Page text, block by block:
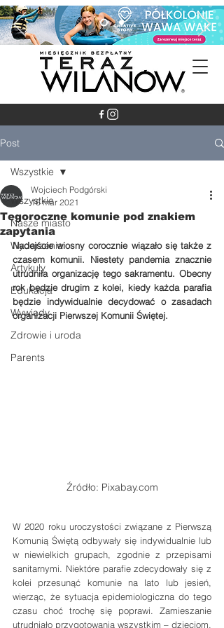
Post
Wszystkie
Nasze miasto
Wydarzenia
Artykuły
Edukacja
Wywiady
Zdrowie i uroda
Parents
Wszystkie
Tegoroczne komunie pod znakiem
zapytania
Wojciech Podgórski
16 mar 2021
Nadejście wiosny corocznie wiązało się także z
czasem komunii. Niestety pandemia znacznie
utrudniła organizację tego sakramentu. Obecny
rok będzie drugim z kolei, kiedy każda parafia
będzie indywidualnie decydować o zasadach
organizacji Pierwszej Komunii Świętej.
Źródło: Pixabay.com
W 2020 roku uroczystości związane z Pierwszą
Komunią Świętą odbywały się indywidualnie lub
w niewielkich grupach, zgodnie z przepisami
sanitarnymi. Niektóre parafie zdecydowały się z
kolei przesunąć komunie na lato lub jesień,
wierząc, że sytuacja epidemiologiczna do tego
czasu choć trochę się poprawi. Zamieszanie
utrudniało przygotowania wszystkim – dzieciom,